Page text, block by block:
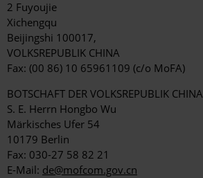
2 Fuyoujie
Xichengqu
Beijingshi 100017,
VOLKSREPUBLIK CHINA
Fax: (00 86) 10 65961109 (c/o MoFA)
BOTSCHAFT DER VOLKSREPUBLIK CHINA
S. E. Herrn Hongbo Wu
Märkisches Ufer 54
10179 Berlin
Fax: 030-27 58 82 21
E-Mail: de@mofcom.gov.cn